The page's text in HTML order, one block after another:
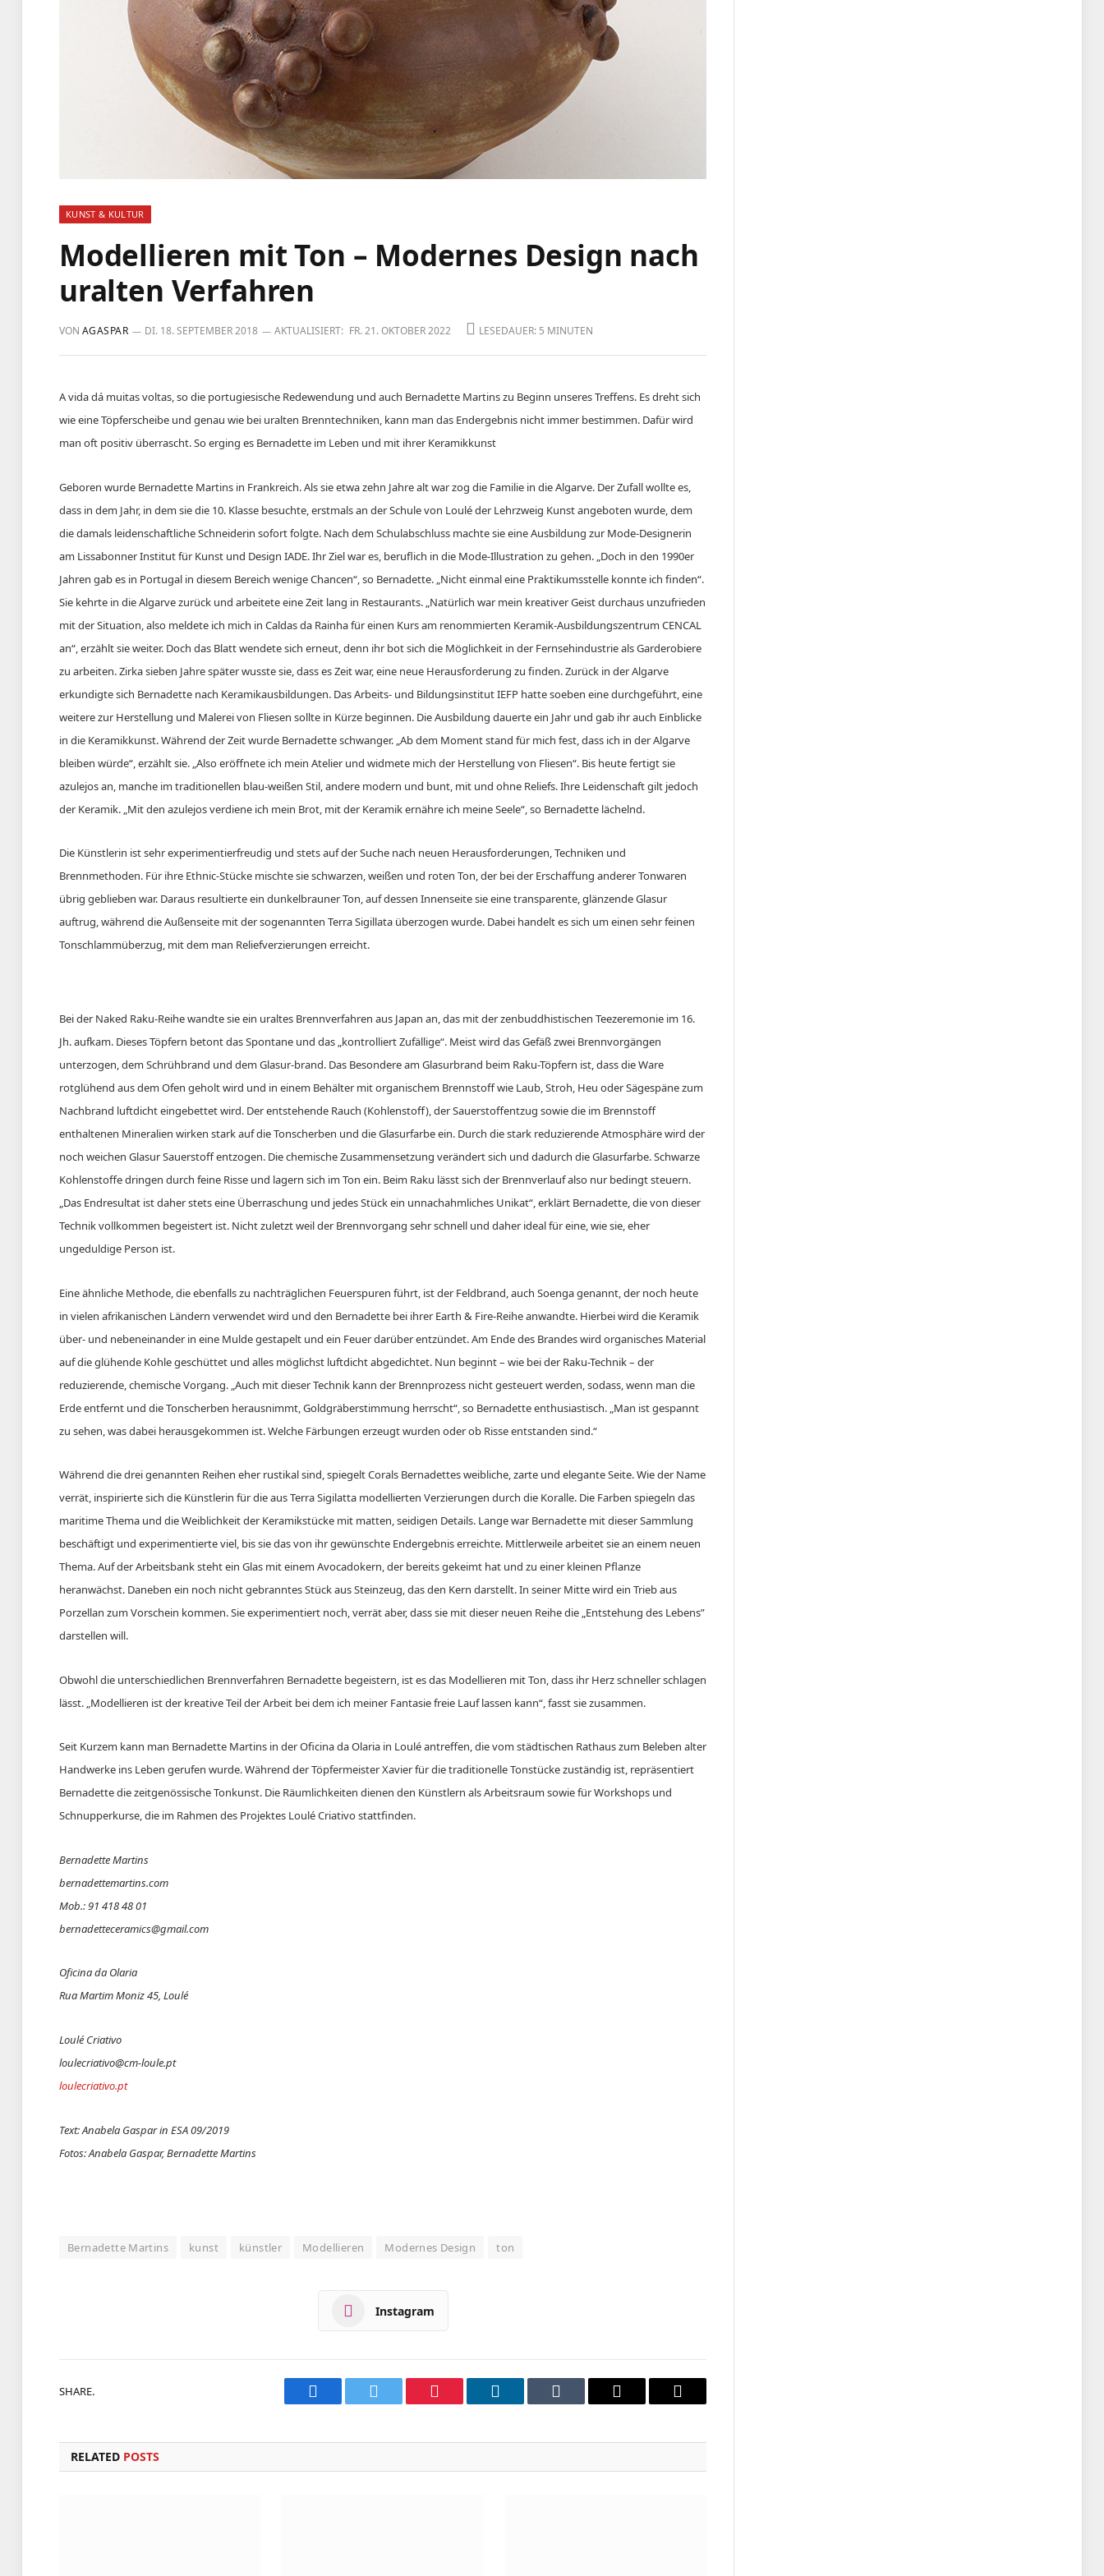
KUNST & KULTUR
Modellieren mit Ton – Modernes Design nach
uralten Verfahren
VON AGASPAR DI. 18. SEPTEMBER 2018 AKTUALISIERT: FR. 21. OKTOBER 2022 LESEDAUER: 5 MINUTEN
A vida dá muitas voltas, so die portugiesische Redewendung und auch Bernadette Martins zu Beginn unseres Treffens. Es dreht sich
wie eine Töpferscheibe und genau wie bei uralten Brenntechniken, kann man das Endergebnis nicht immer bestimmen. Dafür wird
man oft positiv überrascht.So erging es Bernadette im Leben und mit ihrer Keramikkunst
Geboren wurde Bernadette Martins in Frankreich. Als sie etwa zehn Jahre alt war zog die Familie in die Algarve. Der Zufall wollte es,
dass in dem Jahr, in dem sie die 10. Klasse besuchte, erstmals an der Schule von Loulé der Lehrzweig Kunst angeboten wurde, dem
die damals leidenschaftliche Schneiderin sofort folgte. Nach dem Schulabschluss machte sie eine Ausbildung zur Mode-Designerin
am Lissabonner Institut für Kunst und Design IADE. Ihr Ziel war es, beruflich in die Mode-Illustration zu gehen. „Doch in den 1990er
Jahren gab es in Portugal in diesem Bereich wenige Chancen“, so Bernadette. „Nicht einmal eine Praktikumsstelle konnte ich finden“.
Sie kehrte in die Algarve zurück und arbeitete eine Zeit lang in Restaurants. „Natürlich war mein kreativer Geist durchaus unzufrieden
mit der Situation, also meldete ich mich in Caldas da Rainha für einen Kurs am renommierten Keramik-Ausbildungszentrum CENCAL
an“, erzählt sie weiter. Doch das Blatt wendete sich erneut, denn ihr bot sich die Möglichkeit in der Fernsehindustrie als Garderobiere
zu arbeiten. Zirka sieben Jahre später wusste sie, dass es Zeit war, eine neue Herausforderung zu finden. Zurück in der Algarve
erkundigte sich Bernadette nach Keramikausbildungen. Das Arbeits- und Bildungsinstitut IEFP hatte soeben eine durchgeführt, eine
weitere zur Herstellung und Malerei von Fliesen sollte in Kürze beginnen. Die Ausbildung dauerte ein Jahr und gab ihr auch Einblicke
in die Keramikkunst. Während der Zeit wurde Bernadette schwanger. „Ab dem Moment stand für mich fest, dass ich in der Algarve
bleiben würde“, erzählt sie. „Also eröffnete ich mein Atelier und widmete mich der Herstellung von Fliesen“. Bis heute fertigt sie
azulejos an, manche im traditionellen blau-weißen Stil, andere modern und bunt, mit und ohne Reliefs. Ihre Leidenschaft gilt jedoch
der Keramik. „Mit den azulejos verdiene ich mein Brot, mit der Keramik ernähre ich meine Seele“, so Bernadette lächelnd.
Die Künstlerin ist sehr experimentierfreudig und stets auf der Suche nach neuen Herausforderungen, Techniken und
Brennmethoden. Für ihre Ethnic-Stücke mischte sie schwarzen, weißen und roten Ton, der bei der Erschaffung anderer Tonwaren
übrig geblieben war. Daraus resultierte ein dunkelbrauner Ton, auf dessen Innenseite sie eine transparente, glänzende Glasur
auftrug, während die Außenseite mit der sogenannten Terra Sigillata überzogen wurde. Dabei handelt es sich um einen sehr feinen
Tonschlammüberzug, mit dem man Reliefverzierungen erreicht.
Bei der Naked Raku-Reihe wandte sie ein uraltes Brennverfahren aus Japan an, das mit der zenbuddhistischen Teezeremonie im 16.
Jh. aufkam. Dieses Töpfern betont das Spontane und das „kontrolliert Zufällige“. Meist wird das Gefäß zwei Brennvorgängen
unterzogen, dem Schrühbrand und dem Glasur-brand. Das Besondere am Glasurbrand beim Raku-Töpfern ist, dass die Ware
rotglühend aus dem Ofen geholt wird und in einem Behälter mit organischem Brennstoff wie Laub, Stroh, Heu oder Sägespäne zum
Nachbrand luftdicht eingebettet wird. Der entstehende Rauch (Kohlenstoff), der Sauerstoffentzug sowie die im Brennstoff
enthaltenen Mineralien wirken stark auf die Tonscherben und die Glasurfarbe ein. Durch die stark reduzierende Atmosphäre wird der
noch weichen Glasur Sauerstoff entzogen. Die chemische Zusammensetzung verändert sich und dadurch die Glasurfarbe. Schwarze
Kohlenstoffe dringen durch feine Risse und lagern sich im Ton ein. Beim Raku lässt sich der Brennverlauf also nur bedingt steuern.
„Das Endresultat ist daher stets eine Überraschung und jedes Stück ein unnachahmliches Unikat“, erklärt Bernadette, die von dieser
Technik vollkommen begeistert ist. Nicht zuletzt weil der Brennvorgang sehr schnell und daher ideal für eine, wie sie, eher
ungeduldige Person ist.
Eine ähnliche Methode, die ebenfalls zu nachträglichen Feuerspuren führt, ist der Feldbrand, auch Soenga genannt, der noch heute
in vielen afrikanischen Ländern verwendet wird und den Bernadette bei ihrer Earth & Fire-Reihe anwandte. Hierbei wird die Keramik
über- und nebeneinander in eine Mulde gestapelt und ein Feuer darüber entzündet. Am Ende des Brandes wird organisches Material
auf die glühende Kohle geschüttet und alles möglichst luftdicht abgedichtet. Nun beginnt – wie bei der Raku-Technik – der
reduzierende, chemische Vorgang. „Auch mit dieser Technik kann der Brennprozess nicht gesteuert werden, sodass, wenn man die
Erde entfernt und die Tonscherben herausnimmt, Goldgräberstimmung herrscht“, so Bernadette enthusiastisch. „Man ist gespannt
zu sehen, was dabei herausgekommen ist. Welche Färbungen erzeugt wurden oder ob Risse entstanden sind.“
Während die drei genannten Reihen eher rustikal sind, spiegelt Corals Bernadettes weibliche, zarte und elegante Seite. Wie der Name
verrät, inspirierte sich die Künstlerin für die aus Terra Sigilatta modellierten Verzierungen durch die Koralle. Die Farben spiegeln das
maritime Thema und die Weiblichkeit der Keramikstücke mit matten, seidigen Details. Lange war Bernadette mit dieser Sammlung
beschäftigt und experimentierte viel, bis sie das von ihr gewünschte Endergebnis erreichte. Mittlerweile arbeitet sie an einem neuen
Thema. Auf der Arbeitsbank steht ein Glas mit einem Avocadokern, der bereits gekeimt hat und zu einer kleinen Pflanze
heranwächst. Daneben ein noch nicht gebranntes Stück aus Steinzeug, das den Kern darstellt. In seiner Mitte wird ein Trieb aus
Porzellan zum Vorschein kommen. Sie experimentiert noch, verrät aber, dass sie mit dieser neuen Reihe die „Entstehung des Lebens”
darstellen will.
Obwohl die unterschiedlichen Brennverfahren Bernadette begeistern, ist es das Modellieren mit Ton, dass ihr Herz schneller schlagen
lässt. „Modellieren ist der kreative Teil der Arbeit bei dem ich meiner Fantasie freie Lauf lassen kann“, fasst sie zusammen.
Seit Kurzem kann man Bernadette Martins in der Oficina da Olaria in Loulé antreffen, die vom städtischen Rathaus zum Beleben alter
Handwerke ins Leben gerufen wurde. Während der Töpfermeister Xavier für die traditionelle Tonstücke zuständig ist, repräsentiert
Bernadette die zeitgenössische Tonkunst. Die Räumlichkeiten dienen den Künstlern als Arbeitsraum sowie für Workshops und
Schnupperkurse, die im Rahmen des Projektes Loulé Criativo stattfinden.
Bernadette Martins
bernadettemartins.com
Mob.: 91 418 48 01
bernadetteceramics@gmail.com
Oficina da Olaria
Rua Martim Moniz 45, Loulé
Loulé Criativo
loulecriativo@cm-loule.pt
loulecriativo.pt
Text: Anabela Gaspar in ESA 09/2019
Fotos: Anabela Gaspar, Bernadette Martins
Bernadette Martins kunst künstler Modellieren Modernes Design ton
Instagram
SHARE. FacebookTwitter PinterestLinkedInTumblr Email
Copy
RELATED POSTS